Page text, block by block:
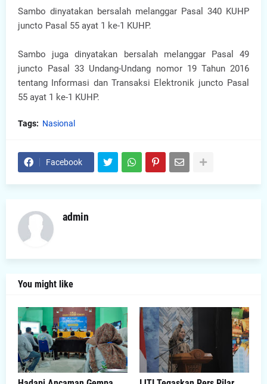
Sambo dinyatakan bersalah melanggar Pasal 340 KUHP
juncto Pasal 55 ayat 1 ke-1 KUHP.
Sambo juga dinyatakan bersalah melanggar Pasal 49
juncto Pasal 33 Undang-Undang nomor 19 Tahun 2016
tentang Informasi dan Transaksi Elektronik juncto Pasal
55 ayat 1 ke-1 KUHP.
Tags: Nasional
Facebook
admin
You might like